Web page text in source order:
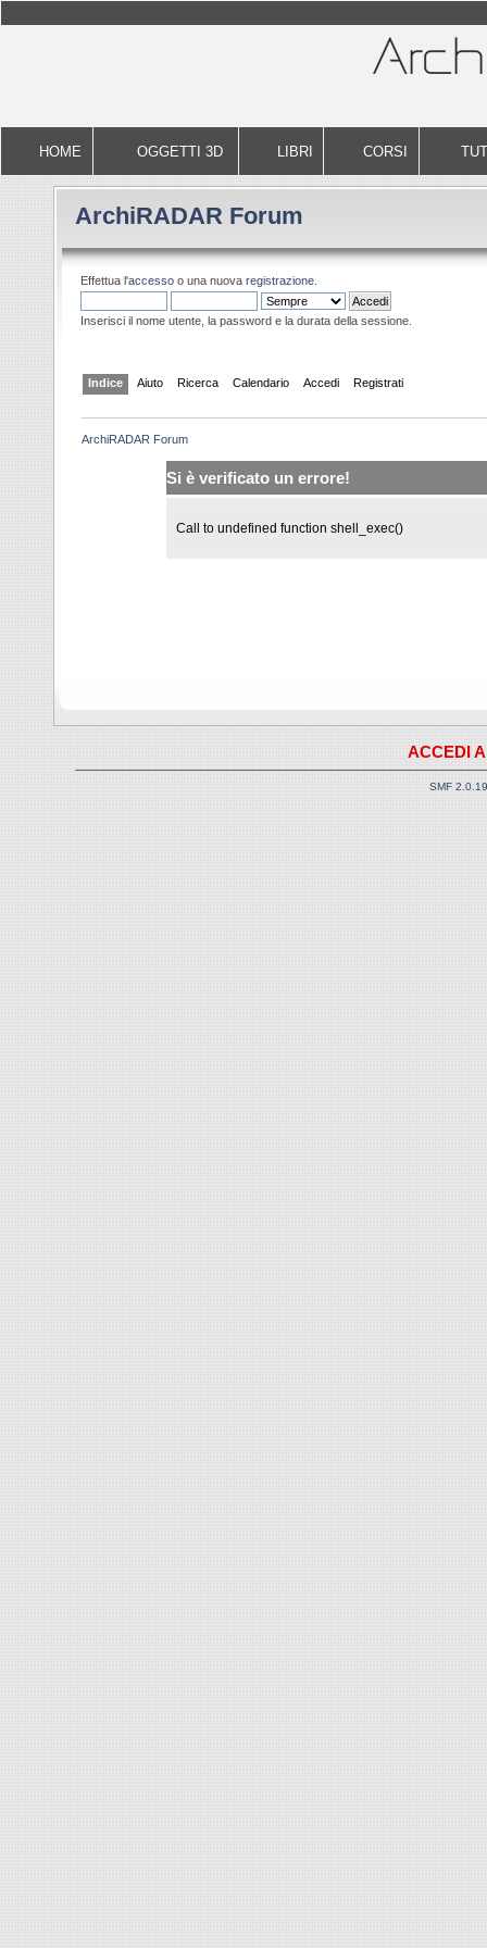
HOME OGGETTI 3D LIBRI CORSI
ArchiRADAR Forum
Effettua l'accesso o una nuova registrazione.
Inserisci il nome utente, la password e la durata della sessione.
Indice Aiuto Ricerca Calendario Accedi Registrati
ArchiRADAR Forum
Si è verificato un errore!
Call to undefined function shell_exec()
ACCEDI
SMF 2.0.19